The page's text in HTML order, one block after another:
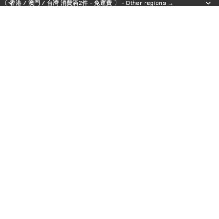
〔 香港 / 澳門 / 台灣 消費滿2件 - 免運費 〕 - Other regions →
〔 香港 / 澳門 / 台灣 消費滿2件 - 免運費 〕 - Other regions →